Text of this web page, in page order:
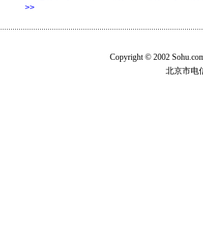
>>
Copyright © 2002
北京市电